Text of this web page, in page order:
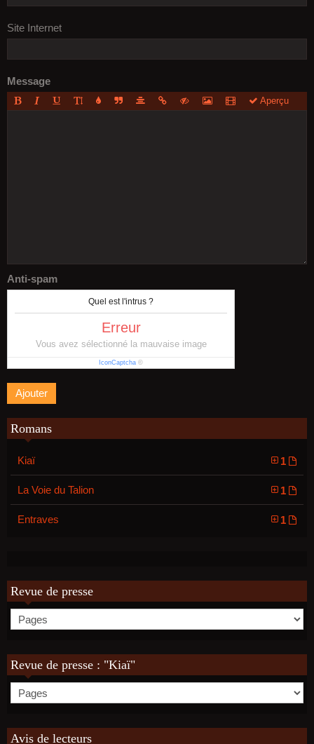
Site Internet
Message
Aperçu
Anti-spam
Quel est l'intrus ?
Erreur
Vous avez sélectionné la mauvaise image
IconCaptcha ©
Romans
Kiaï 1
La Voie du Talion 1
Entraves 1
Revue de presse
Revue de presse : "Kiaï"
Avis de lecteurs